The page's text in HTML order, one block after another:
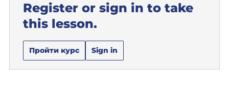
Register or sign in to take
this lesson.
Пройти курс Sign in